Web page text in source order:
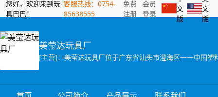
您好，欢迎来到玩
具巴巴！
客服热线：0754-
85638555
免费
注册
会员
登录
文
版
文
版
美莹达玩具厂